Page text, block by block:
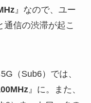
』なので、ユー
通信の渋滞が起こ
（Sub6）では、
』に。また、